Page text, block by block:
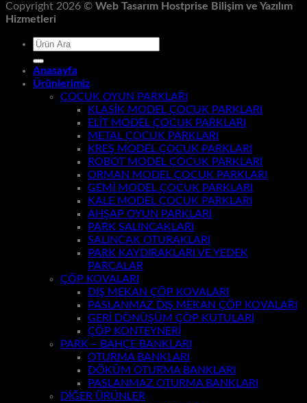
Copyright 2026 © Web Tasarım Hostprise Bilişim ve Yazılım
Hizmetleri
Ara:
Anasayfa
Ürünlerimiz
ÇOCUK OYUN PARKLARI
KLASİK MODEL ÇOCUK PARKLARI
ELİT MODEL ÇOCUK PARKLARI
METAL ÇOCUK PARKLARI
KREŞ MODEL ÇOCUK PARKLARI
ROBOT MODEL ÇOCUK PARKLARI
ORMAN MODEL ÇOCUK PARKLARI
GEMİ MODEL ÇOCUK PARKLARI
KALE MODEL ÇOCUK PARKLARI
AHŞAP OYUN PARKLARI
PARK SALINCAKLARI
SALINCAK OTURAKLARI
PARK KAYDIRAKLARI VE YEDEK
PARÇALAR
ÇÖP KOVALARI
DIŞ MEKAN ÇÖP KOVALARI
PASLANMAZ DIŞ MEKAN ÇÖP KOVALARI
GERİ DÖNÜŞÜM ÇÖP KUTULARI
ÇÖP KONTEYNERİ
PARK – BAHÇE BANKLARI
OTURMA BANKLARI
DÖKÜM OTURMA BANKLARI
PASLANMAZ OTURMA BANKLARI
DİĞER ÜRÜNLER